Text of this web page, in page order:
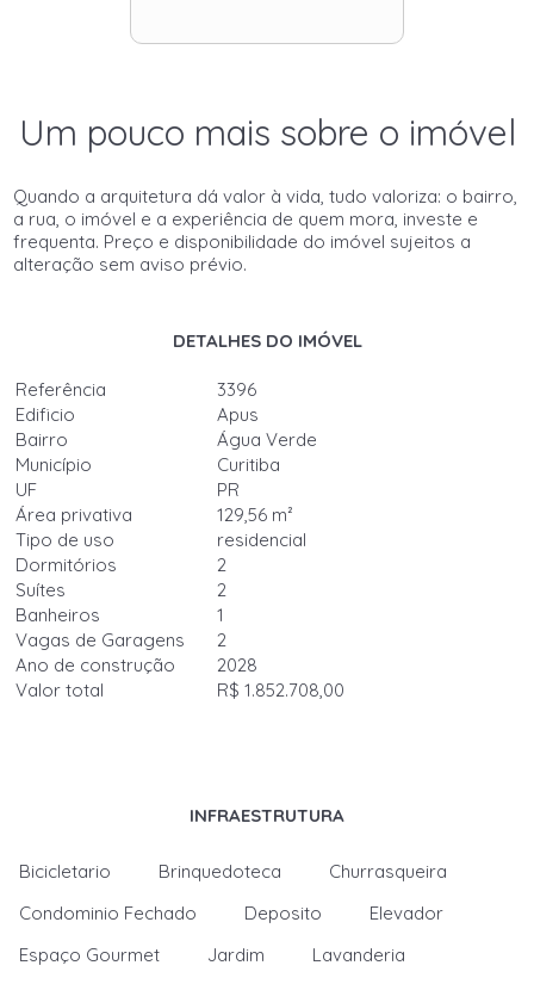
Um pouco mais sobre o imóvel
Quando a arquitetura dá valor à vida, tudo valoriza: o bairro,
a rua, o imóvel e a experiência de quem mora, investe e
frequenta. Preço e disponibilidade do imóvel sujeitos a
alteração sem aviso prévio.
DETALHES DO IMÓVEL
Referência
3396
Edificio
Apus
Bairro
Água Verde
Município
Curitiba
UF
PR
Área privativa
129,56 m²
Tipo de uso
residencial
Dormitórios
2
Suítes
2
Banheiros
1
Vagas de Garagens
2
Ano de construção
2028
Valor total
R$ 1.852.708,00
INFRAESTRUTURA
Bicicletario Brinquedoteca
Churrasqueira
Condominio Fechado
Deposito
Elevador
Espaço Gourmet
Jardim
Lavanderia